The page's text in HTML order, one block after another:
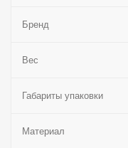
Бренд
Вес
Габариты упаковки
Материал